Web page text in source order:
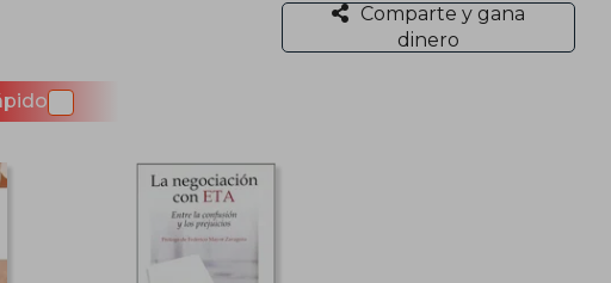
Comparte y gana
dinero